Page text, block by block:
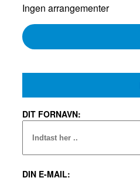
Ingen arrangementer
DIT FORNAVN:
DIN E-MAIL: